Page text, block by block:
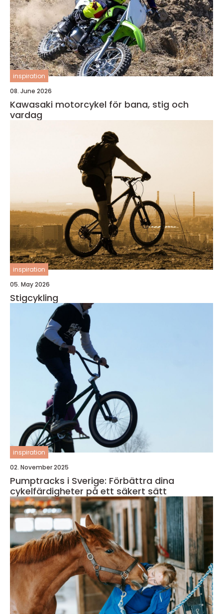
inspiration
08. June 2026
Kawasaki motorcykel för bana, stig och
vardag
inspiration
05. May 2026
Stigcykling
inspiration
02. November 2025
Pumptracks i Sverige: Förbättra dina
cykelfärdigheter på ett säkert sätt